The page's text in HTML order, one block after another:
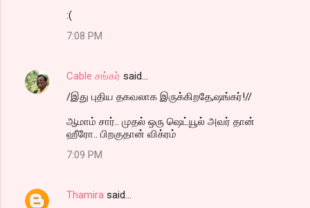
:(
7:08 PM
Cable சங்கர் said…
/இது புதிய தகவலாக இருக்கிறதே,ஷங்கர்!//
ஆமாம் சார்.. முதல் ஒரு ஷெட்யூல் அவர் தான்
ஹீரோ.. பிறகுதான் விக்ரம்
7:09 PM
Thamira said…